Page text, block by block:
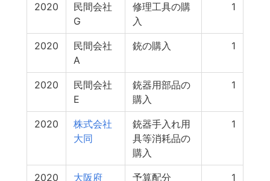
2020
民間会社
G
修理工具の購
入
1
2020
民間会社
A
銃の購入 1
2020
民間会社
E
銃器用部品の
購入
1
2020
株式会社
大同
銃器手入れ用
具等消耗品の
購入
1
2020 大阪府 予算配分 1